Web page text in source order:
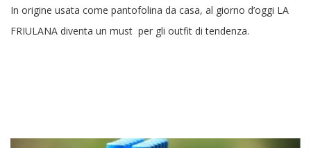
In origine usata come pantofolina da casa, al giorno d’oggi LA
FRIULANA diventa un must per gli outfit di tendenza.